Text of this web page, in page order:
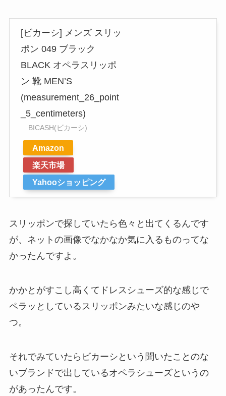
[ビカーシ] メンズ スリッ
ポン 049 ブラック
BLACK オペラスリッポ
ン 靴 MEN’S
(measurement_26_point
_5_centimeters)
BICASH(ビカーシ)
Amazon
楽天市場
Yahooショッピング
スリッポンで探していたら色々と出てくるんです
が、ネットの画像でなかなか気に入るものってな
かったんですよ。
かかとがすこし高くてドレスシューズ的な感じで
ペラッとしているスリッポンみたいな感じのや
つ。
それでみていたらビカーシという聞いたことのな
いブランドで出しているオペラシューズというの
があったんです。